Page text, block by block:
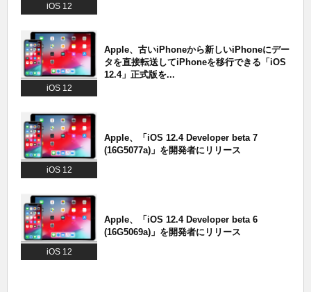
iOS 12
iOS 12
Apple、古いiPhoneから新しいiPhoneにデー
タを直接転送してiPhoneを移行できる「iOS
12.4」正式版を...
iOS 12
Apple、「iOS 12.4 Developer beta 7
(16G5077a)」を開発者にリリース
iOS 12
Apple、「iOS 12.4 Developer beta 6
(16G5069a)」を開発者にリリース